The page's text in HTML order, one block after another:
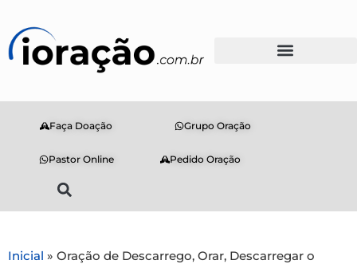
Faça Doação Grupo Oração
Pastor Online Pedido Oração
Inicial » Oração de Descarrego, Orar, Descarregar o